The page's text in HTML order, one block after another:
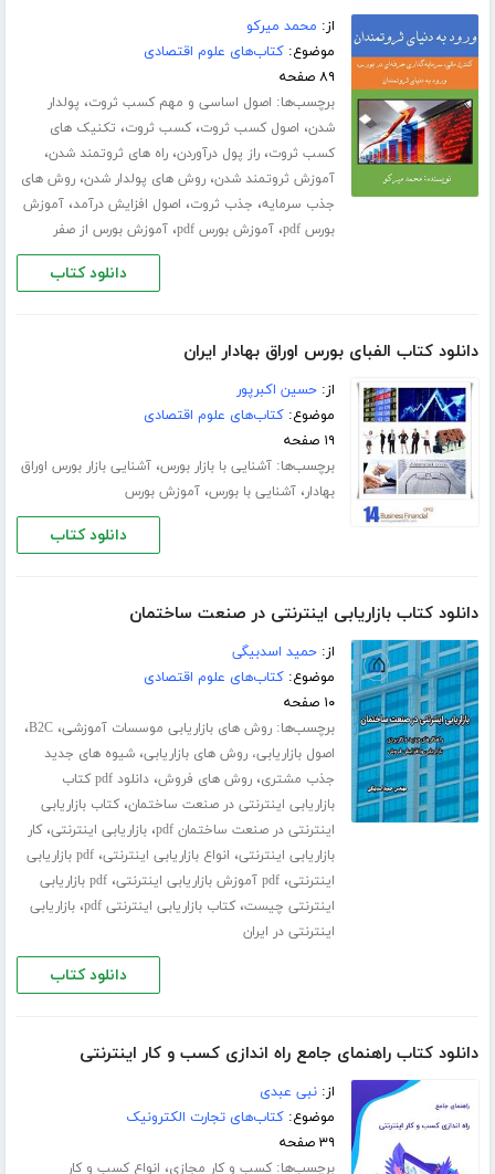
از: محمد میرکو
موضوع:کتاب‌های علوم اقتصادی
۸۹ صفحه
برچسب‌ها: اصول اساسی و مهم کسب ثروت، پولدار
شدن، اصول کسب ثروت،کسب ثروت، تکنیک های
کسب ثروت،راز پول درآوردن،راه های ثروتمند شدن،
آموزش ثروتمند شدن،روش های پولدار شدن،روش های
جذب سرمایه، جذب ثروت، اصول افزایش درآمد،آموزش
بورس pdf
،آموزش بورس pdf ،آموزش بورس از صفر
دانلود کتاب
دانلود کتاب الفبای بورس اوراق بهادار ایران
از:حسین اکبرپور
موضوع:کتاب‌های علوم اقتصادی
۱۹ صفحه
برچسب‌ها:آشنایی با بازار بورس،آشنایی بازار بورس اوراق
بهادار،آشنایی با بورس،آموزش بورس
دانلود کتاب
دانلود کتاب بازاریابی اینترنتی در صنعت ساختمان
از:حمید اسدبیگی
موضوع:کتاب‌های علوم اقتصادی
۱۰ صفحه
برچسب‌ها:روش های بازاریابی موسسات آموزشی،B2C،
اصول بازاریابی، روش های بازاریابی،شیوه های جدید
جذب مشتری،روش های فروش،
دانلود pdf کتاب
بازاریابی اینترنتی در صنعت ساختمان،کتاب بازاریابی
اینترنتی در صنعت ساختمان pdf
،بازاریابی اینترنتی،کار
بازاریابی اینترنتی، انواع بازاریابی اینترنتی،
pdf بازاریابی
اینترنتی،pdf آموزش بازاریابی اینترنتی ،
pdf بازاریابی
اینترنتی چیست،کتاب بازاریابی اینترنتی pdf ،بازاریابی
اینترنتی در ایران
دانلود کتاب
دانلود کتاب راهنمای جامع راه اندازی کسب و کار اینترنتی
از:نبی عبدی
موضوع:کتاب‌های تجارت الکترونیک
۳۹ صفحه
برچسب‌ها:کسب و کار مجازی، انواع کسب و کار